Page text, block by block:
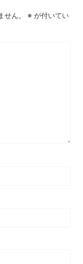
ん。 ※ が付いてい